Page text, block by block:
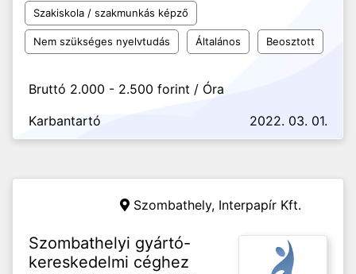
Szakiskola / szakmunkás képző
Nem szükséges nyelvtudás Általános Beosztott
Bruttó 2.000 - 2.500 forint / Óra
Karbantartó
2022. 03. 01.
Szombathely, Interpapír Kft.
Szombathelyi gyártó-
kereskedelmi céghez